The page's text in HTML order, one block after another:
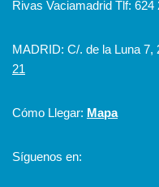
Rivas Vaciamadrid Tlf: 624
MADRID: C/. de la Luna 7,
21
Cómo Llegar: Mapa
Síguenos en: